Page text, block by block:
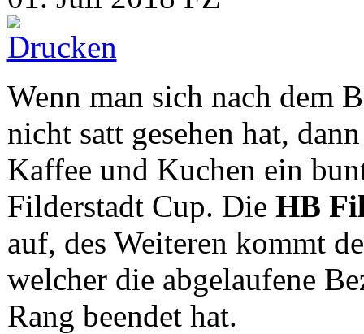
Wenn man sich nach dem
nicht satt gesehen hat,
Kaffee und Kuchen ein
Filderstadt Cup. Die HB
auf, des Weiteren kommt
welcher die abgelaufene
Rang beendet hat.